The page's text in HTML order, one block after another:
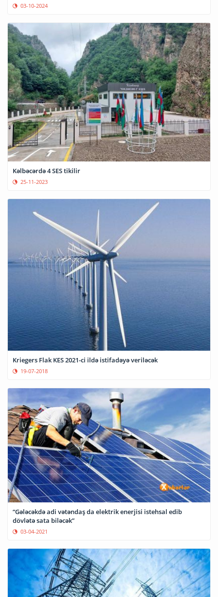
03-10-2024
Kəlbəcərdə 4 SES tikilir
25-11-2023
Kriegers Flak KES 2021-ci ildə istifadəyə veriləcək
19-07-2018
“Gələcəkdə adi vətəndaş da elektrik enerjisi istehsal edib
dövlətə sata biləcək”
03-04-2021